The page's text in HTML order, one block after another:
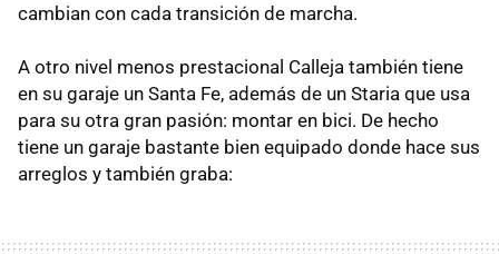
cambian con cada transición de marcha.
A otro nivel menos prestacional Calleja también tiene
en su garaje un Santa Fe, además de un Staria que usa
para su otra gran pasión: montar en bici. De hecho
tiene un garaje bastante bien equipado donde hace sus
arreglos y también graba: